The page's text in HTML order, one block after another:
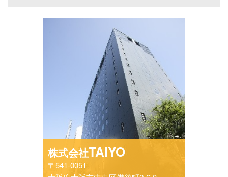
株式会社TAIYO
〒541-0051